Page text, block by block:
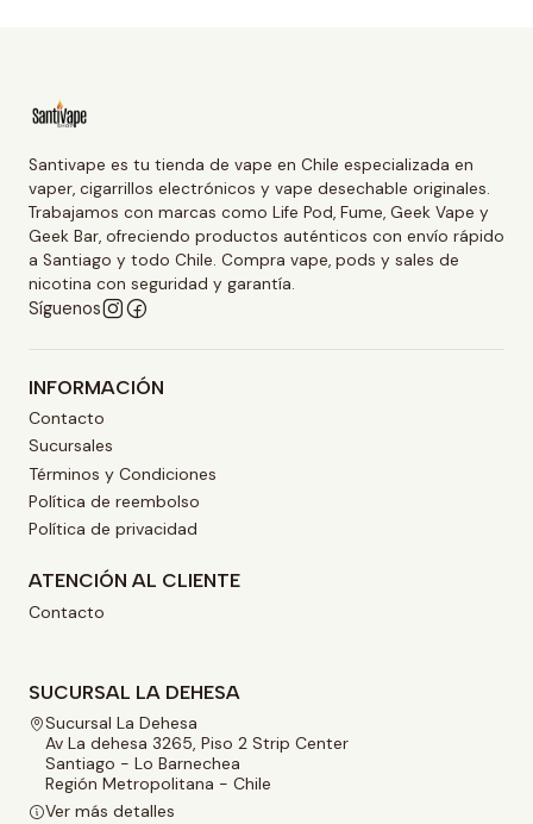
Santivape es tu tienda de vape en Chile especializada en
vaper, cigarrillos electrónicos y vape desechable originales.
Trabajamos con marcas como Life Pod, Fume, Geek Vape y
Geek Bar, ofreciendo productos auténticos con envío rápido
a Santiago y todo Chile. Compra vape, pods y sales de
nicotina con seguridad y garantía.
Síguenos
INFORMACIÓN
Contacto
Sucursales
Términos y Condiciones
Política de reembolso
Política de privacidad
ATENCIÓN AL CLIENTE
Contacto
SUCURSAL LA DEHESA
Sucursal La Dehesa
Av La dehesa 3265, Piso 2 Strip Center
Santiago - Lo Barnechea
Región Metropolitana - Chile
Ver más detalles